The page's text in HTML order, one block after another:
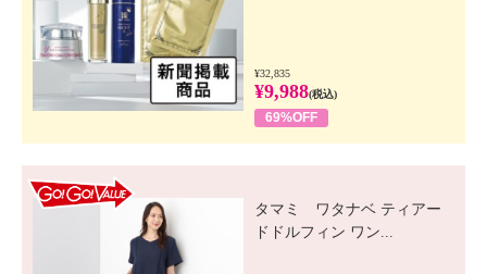
¥32,835
¥9,988(税込)
69%OFF
タマミ ワタナベ ティアー
ドドルフィン ワン...